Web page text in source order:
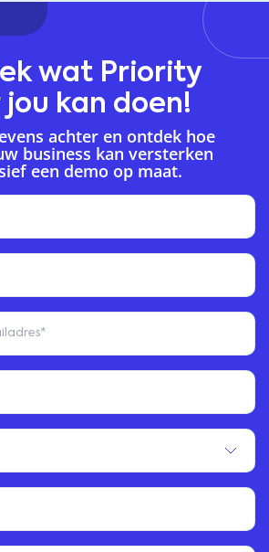
wat Priority
kan doen!
achter en ontdek hoe
business kan versterken
een demo op maat.